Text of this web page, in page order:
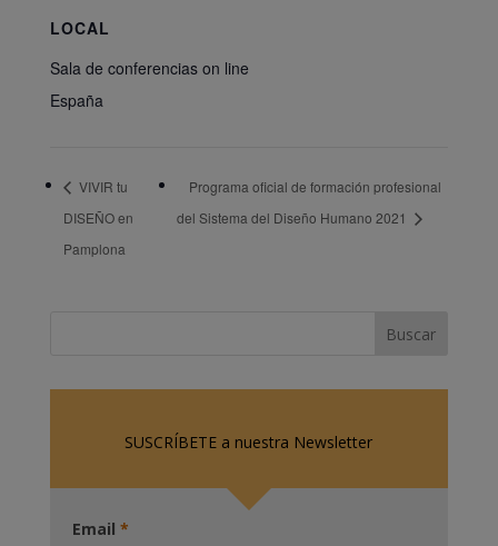
LOCAL
Sala de conferencias on line
España
VIVIR tu
DISEÑO en
Pamplona
Programa oficial de formación profesional
del Sistema del Diseño Humano 2021
SUSCRÍBETE a nuestra Newsletter
Email *